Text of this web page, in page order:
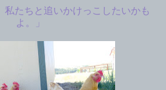
私たちと追いかけっこしたいかも
よ。」